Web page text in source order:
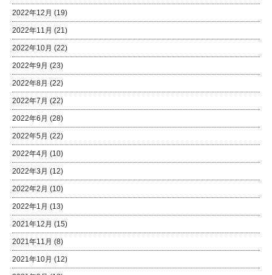
2022年12月 (19)
2022年11月 (21)
2022年10月 (22)
2022年9月 (23)
2022年8月 (22)
2022年7月 (22)
2022年6月 (28)
2022年5月 (22)
2022年4月 (10)
2022年3月 (12)
2022年2月 (10)
2022年1月 (13)
2021年12月 (15)
2021年11月 (8)
2021年10月 (12)